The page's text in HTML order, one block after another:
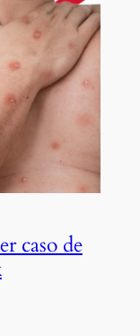
caso de